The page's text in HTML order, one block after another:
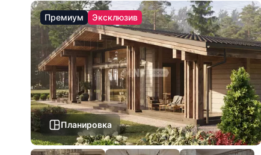
Премиум Эксклюзив
Планировка